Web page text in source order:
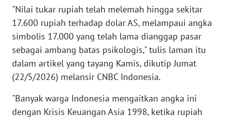
"Nilai tukar rupiah telah melemah hingga sekitar
17.600 rupiah terhadap dolar AS, melampaui angka
simbolis 17.000 yang telah lama dianggap pasar
sebagai ambang batas psikologis," tulis laman itu
dalam artikel yang tayang Kamis, dikutip Jumat
(22/5/2026) melansir CNBC Indonesia.
"Banyak warga Indonesia mengaitkan angka ini
dengan Krisis Keuangan Asia 1998, ketika rupiah
PEDOMAN
MEDIA
SIBER
REDAKSI
KARIR
DISCLAIMER